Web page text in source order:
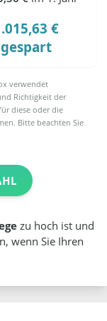
€
gespart
verwendet
Richtigkeit der
diese oder die
Bitte beachten Sie
zu hoch ist und
wenn Sie Ihren